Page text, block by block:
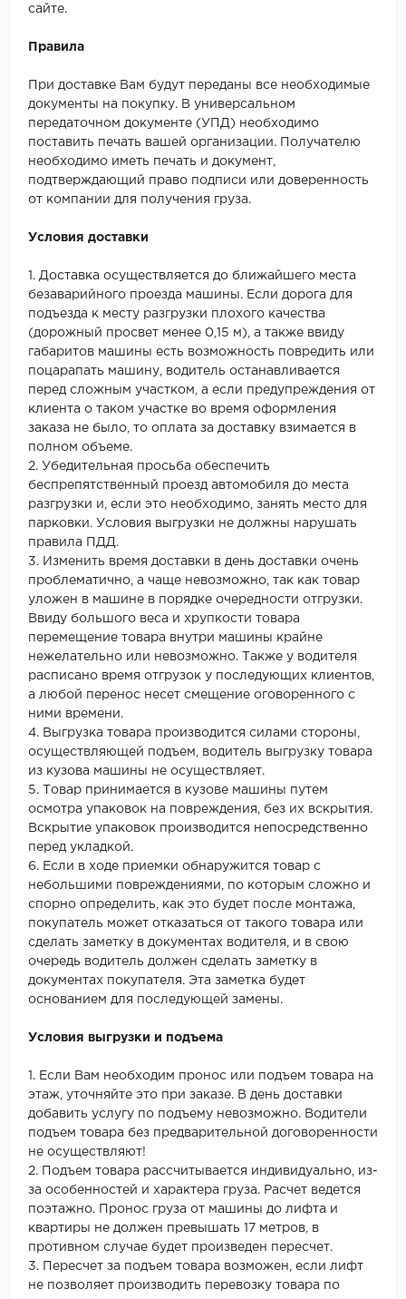
сайте.
Правила
При доставке Вам будут переданы все необходимые
документы на покупку. В универсальном
передаточном документе (УПД) необходимо
поставить печать вашей организации. Получателю
необходимо иметь печать и документ,
подтверждающий право подписи или доверенность
от компании для получения груза.
Условия доставки
1. Доставка осуществляется до ближайшего места
безаварийного проезда машины. Если дорога для
подъезда к месту разгрузки плохого качества
(дорожный просвет менее 0,15 м), а также ввиду
габаритов машины есть возможность повредить или
поцарапать машину, водитель останавливается
перед сложным участком, а если предупреждения от
клиента о таком участке во время оформления
заказа не было, то оплата за доставку взимается в
полном объеме.
2. Убедительная просьба обеспечить
беспрепятственный проезд автомобиля до места
разгрузки и, если это необходимо, занять место для
парковки. Условия выгрузки не должны нарушать
правила ПДД.
3. Изменить время доставки в день доставки очень
проблематично, а чаще невозможно, так как товар
уложен в машине в порядке очередности отгрузки.
Ввиду большого веса и хрупкости товара
перемещение товара внутри машины крайне
нежелательно или невозможно. Также у водителя
расписано время отгрузок у последующих клиентов,
а любой перенос несет смещение оговоренного с
ними времени.
4. Выгрузка товара производится силами стороны,
осуществляющей подъем, водитель выгрузку товара
из кузова машины не осуществляет.
5. Товар принимается в кузове машины путем
осмотра упаковок на повреждения, без их вскрытия.
Вскрытие упаковок производится непосредственно
перед укладкой.
6. Если в ходе приемки обнаружится товар с
небольшими повреждениями, по которым сложно и
спорно определить, как это будет после монтажа,
покупатель может отказаться от такого товара или
сделать заметку в документах водителя, и в свою
очередь водитель должен сделать заметку в
документах покупателя. Эта заметка будет
основанием для последующей замены.
Условия выгрузки и подъема
1. Если Вам необходим пронос или подъем товара на
этаж, уточняйте это при заказе. В день доставки
добавить услугу по подъему невозможно. Водители
подъем товара без предварительной договоренности
не осуществляют!
2. Подъем товара рассчитывается индивидуально, из-
за особенностей и характера груза. Расчет ведется
поэтажно. Пронос груза от машины до лифта и
квартиры не должен превышать 17 метров, в
противном случае будет произведен пересчет.
3. Пересчет за подъем товара возможен, если лифт
не позволяет производить перевозку товара по